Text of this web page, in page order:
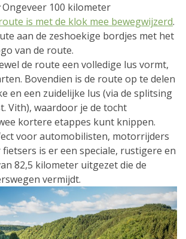
Ongeveer 100 kilometer
is met de klok mee bewegwijzerd.
aan de zeshoekige bordjes met het
van de route.
de route een volledige lus vormt,
Bovendien is de route op te delen
en een zuidelijke lus (via de splitsing
Vith), waardoor je de tocht
kortere etappes kunt knippen.
voor automobilisten, motorrijders
is er een speciale, rustigere en
82,5 kilometer uitgezet die de
vermijdt.